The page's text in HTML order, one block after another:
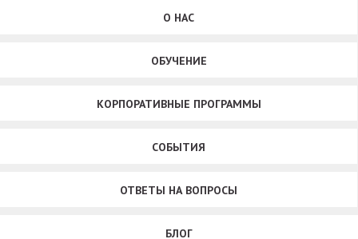
О НАС
ОБУЧЕНИЕ
КОРПОРАТИВНЫЕ ПРОГРАММЫ
СОБЫТИЯ
ОТВЕТЫ НА ВОПРОСЫ
БЛОГ